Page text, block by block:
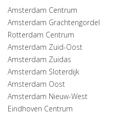
Amsterdam Centrum
Amsterdam Grachtengordel
Rotterdam Centrum
Amsterdam Zuid-Oost
Amsterdam Zuidas
Amsterdam Sloterdijk
Amsterdam Oost
Amsterdam Nieuw-West
Eindhoven Centrum